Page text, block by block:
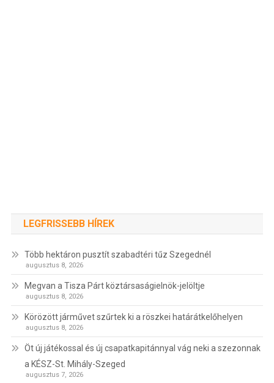
LEGFRISSEBB HÍREK
Több hektáron pusztít szabadtéri tűz Szegednél
augusztus 8, 2026
Megvan a Tisza Párt köztársaságielnök-jelöltje
augusztus 8, 2026
Körözött járművet szűrtek ki a röszkei határátkelőhelyen
augusztus 8, 2026
Öt új játékossal és új csapatkapitánnyal vág neki a szezonnak
a KÉSZ-St. Mihály-Szeged
augusztus 7, 2026